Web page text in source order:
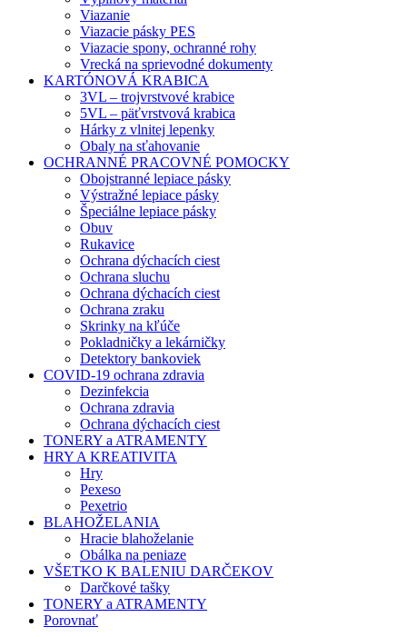
Viazanie
Viazacie pásky PES
Viazacie spony, ochranné rohy
Vrecká na sprievodné dokumenty
KARTÓNOVÁ KRABICA
3VL – trojvrstvové krabice
5VL – päťvrstvová krabica
Hárky z vlnitej lepenky
Obaly na sťahovanie
OCHRANNÉ PRACOVNÉ POMOCKY
Obojstranné lepiace pásky
Výstražné lepiace pásky
Špeciálne lepiace pásky
Obuv
Rukavice
Ochrana dýchacích ciest
Ochrana sluchu
Ochrana dýchacích ciest
Ochrana zraku
Skrinky na kľúče
Pokladničky a lekárničky
Detektory bankoviek
COVID-19 ochrana zdravia
Dezinfekcia
Ochrana zdravia
Ochrana dýchacích ciest
TONERY a ATRAMENTY
HRY A KREATIVITA
Hry
Pexeso
Pexetrio
BLAHOŽELANIA
Hracie blahoželanie
Obálka na peniaze
VŠETKO K BALENIU DARČEKOV
Darčkové tašky
TONERY a ATRAMENTY
Porovnať